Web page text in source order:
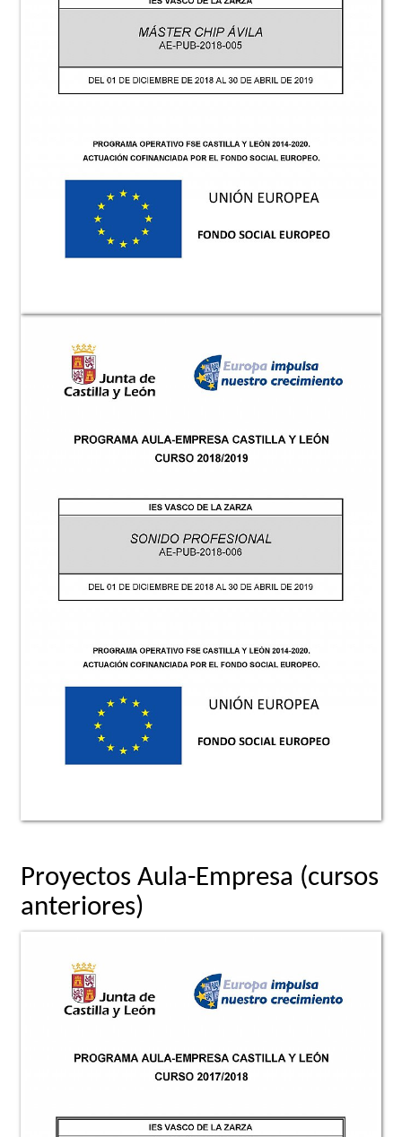
Proyectos Aula-Empresa (cursos
anteriores)